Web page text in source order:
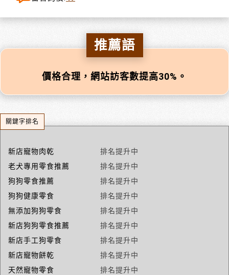
推薦語
價格合理，網站訪客數提高30%。
關鍵字排名
新店寵物肉乾
排名提升中
老犬專用零食推薦
排名提升中
狗狗零食推薦
排名提升中
狗狗健康零食
排名提升中
無添加狗狗零食
排名提升中
新店狗狗零食推薦
排名提升中
新店手工狗零食
排名提升中
新店寵物餅乾
排名提升中
天然寵物零食
排名提升中